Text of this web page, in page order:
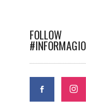
FOLLOW